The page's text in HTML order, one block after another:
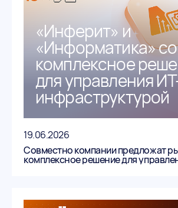
«Инферит» и
«Информатика»
комплексное
для управления
инфраструктурой
19.06.2026
Совместно компании предложат
комплексное решение для